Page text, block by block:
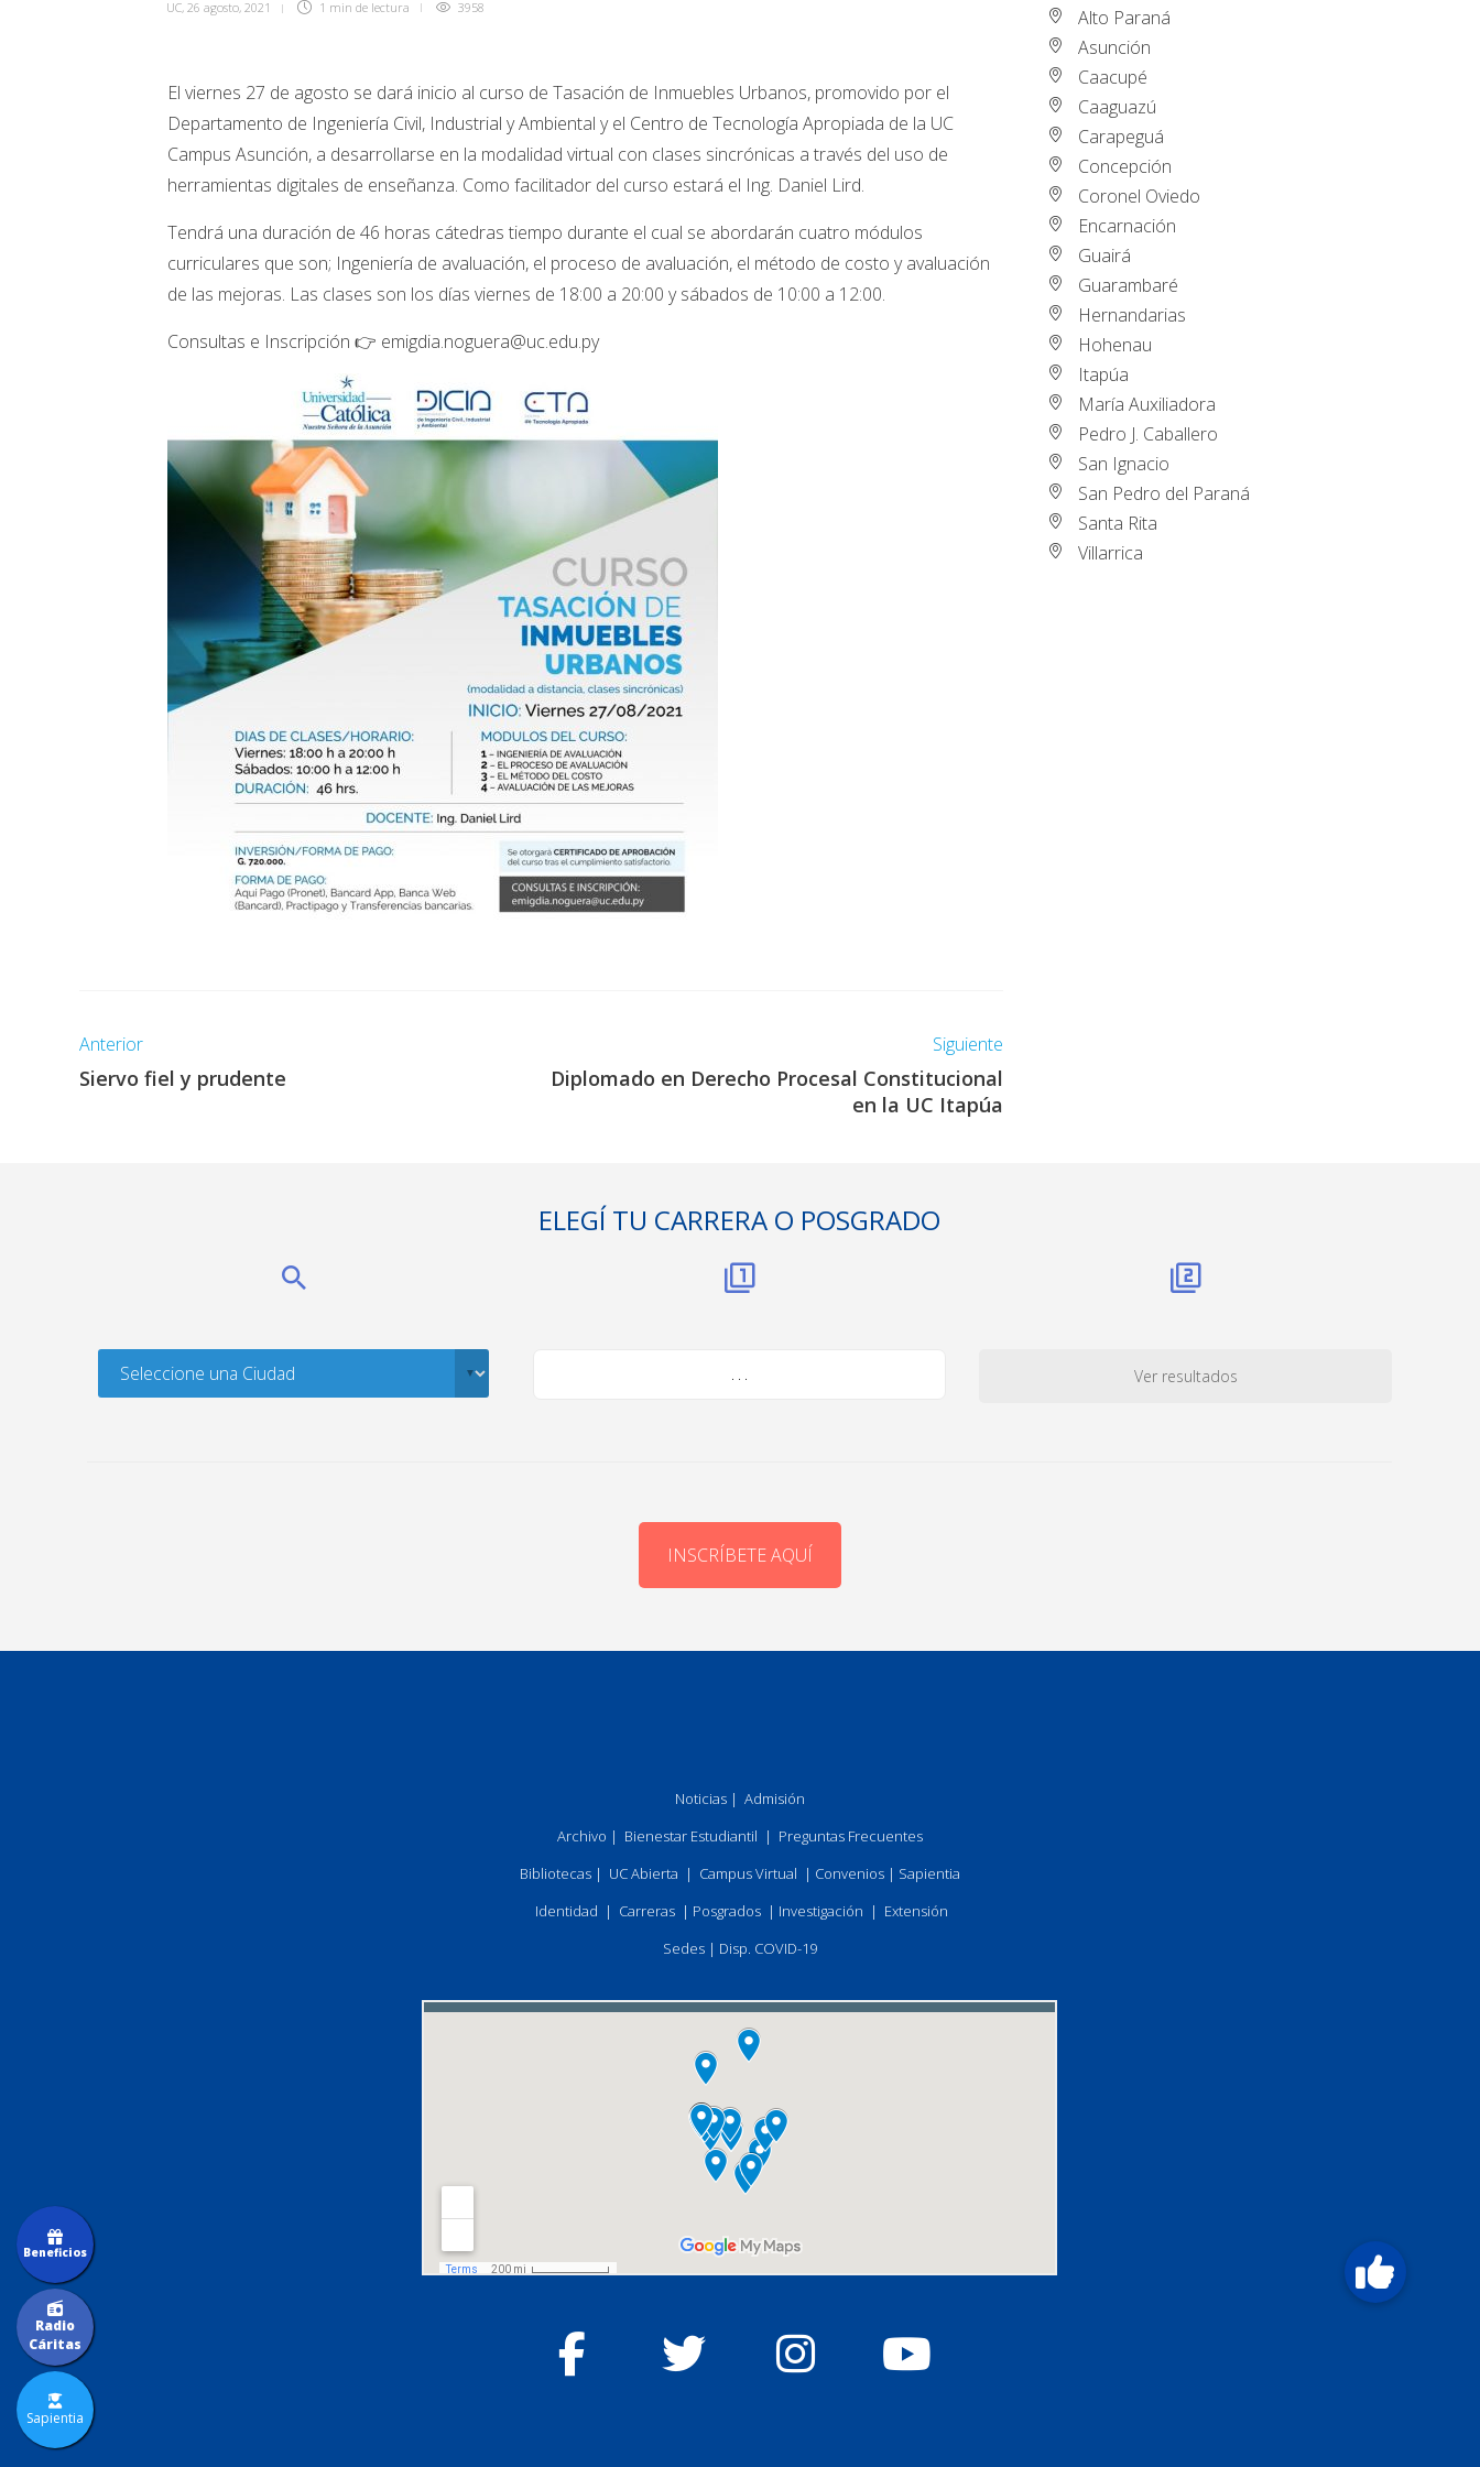
UC, 26 agosto, 2021 1 min de lectura 3958
El viernes 27 de agosto se dará inicio al curso de Tasación de Inmuebles Urbanos, promovido por el
Departamento de Ingeniería Civil, Industrial y Ambiental y el Centro de Tecnología Apropiada de la UC
Campus Asunción, a desarrollarse en la modalidad virtual con clases sincrónicas a través del uso de
herramientas digitales de enseñanza. Como facilitador del curso estará el Ing. Daniel Lird.
Tendrá una duración de 46 horas cátedras tiempo durante el cual se abordarán cuatro módulos
curriculares que son; Ingeniería de avaluación, el proceso de avaluación, el método de costo y avaluación
de las mejoras. Las clases son los días viernes de 18:00 a 20:00 y sábados de 10:00 a 12:00.
Consultas e Inscripción 👉 emigdia.noguera@uc.edu.py
Anterior
Siervo fiel y prudente
Siguiente
Diplomado en Derecho Procesal Constitucional
en la UC Itapúa
Alto Paraná
Asunción
Caacupé
Caaguazú
Carapeguá
Concepción
Coronel Oviedo
Encarnación
Guairá
Guarambaré
Hernandarias
Hohenau
Itapúa
María Auxiliadora
Pedro J. Caballero
San Ignacio
San Pedro del Paraná
Santa Rita
Villarrica
ELEGÍ TU CARRERA O POSGRADO
. . . Ver resultados
INSCRÍBETE AQUÍ
Noticias| Admisión
Archivo | Bienestar Estudiantil | Preguntas Frecuentes
Bibliotecas| UC Abierta | Campus Virtual | Convenios| Sapientia
Identidad | Carreras| Posgrados| Investigación | Extensión
Sedes| Disp. COVID-19
Sapientia
Radio
Cáritas
Beneficios